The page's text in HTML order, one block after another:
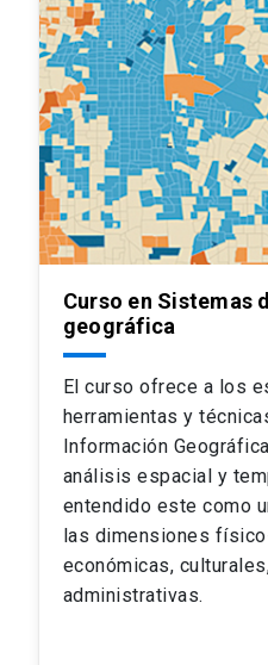
Curso en Sistemas
geográfica
El curso ofrece a los
herramientas y
Información
análisis espacial y
entendido este como
las dimensiones
económicas,
administrativas.